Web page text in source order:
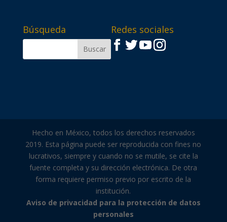
Búsqueda Redes sociales
Hecho en México, todos los derechos reservados
2019. Esta página puede ser reproducida con fines no
lucrativos, siempre y cuando no se mutile, se cite la
fuente completa y su dirección electrónica. De otra
forma requiere permiso previo por escrito de la
institución.
Aviso de privacidad para la protección de datos
personales